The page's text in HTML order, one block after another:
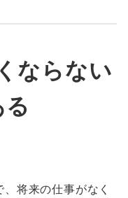
ならない
、将来の仕事がなく